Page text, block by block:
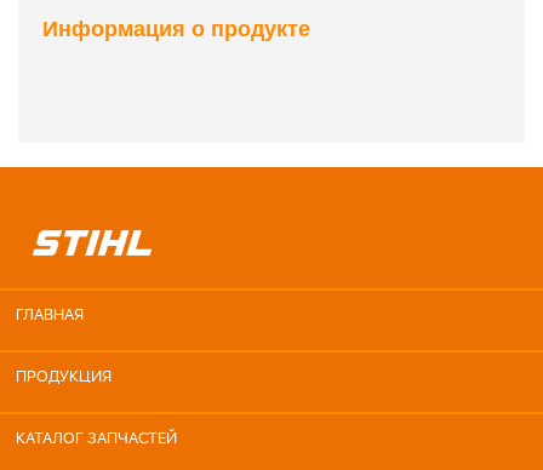
Информация о продукте
ГЛАВНАЯ
ПРОДУКЦИЯ
КАТАЛОГ ЗАПЧАСТЕЙ